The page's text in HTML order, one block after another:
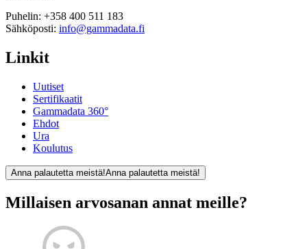
Puhelin: +358 400 511 183
Sähköposti: info@gammadata.fi
Linkit
Uutiset
Sertifikaatit
Gammadata 360°
Ehdot
Ura
Koulutus
Anna palautetta meistä!Anna palautetta meistä!
Millaisen arvosanan annat meille?